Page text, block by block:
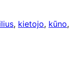
, kietojo, kūno,